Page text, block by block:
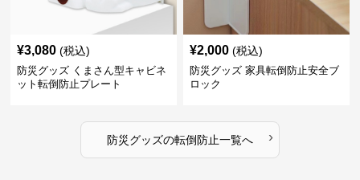
¥3,080 (税込)
防災グッズ くまさん型キャビネ
ット転倒防止プレート
¥2,000 (税込)
防災グッズ 家具転倒防止安全ブ
ロック
防災グッズの転倒防止一覧へ ›